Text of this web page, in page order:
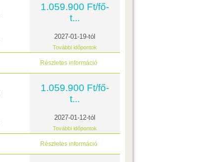
1.059.900 Ft/fő-
t...
2027-01-19-tól
További időpontok
Részletes információ
1.059.900 Ft/fő-
t...
2027-01-12-tól
További időpontok
Részletes információ